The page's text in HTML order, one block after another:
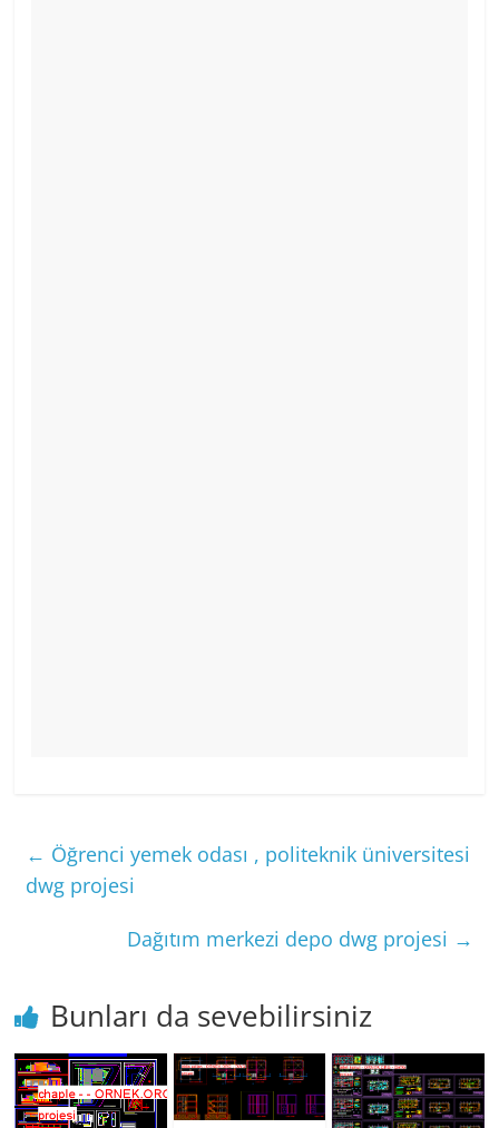
← Öğrenci yemek odası , politeknik üniversitesi
dwg projesi
Dağıtım merkezi depo dwg projesi →
Bunları da sevebilirsiniz